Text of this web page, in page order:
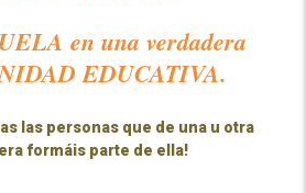
en una verdadera
EDUCATIVA.
las personas que de una u otra
formáis parte de ella!